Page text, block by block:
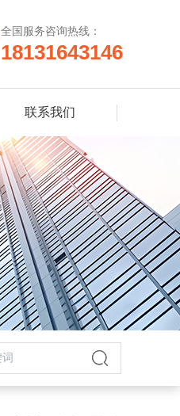
全国服务咨询热线：
18131643146
联系我们